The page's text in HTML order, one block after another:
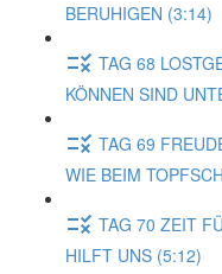
BERUHIGEN (3:14)
TAG 68
KÖNNEN SIND
TAG 69
WIE BEIM
TAG 70 ZEIT
HILFT UNS (5:12)